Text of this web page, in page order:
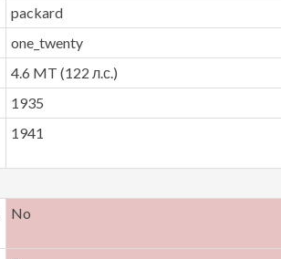
packard
one_twenty
4.6 MT (122 л.с.)
1935
1941
No